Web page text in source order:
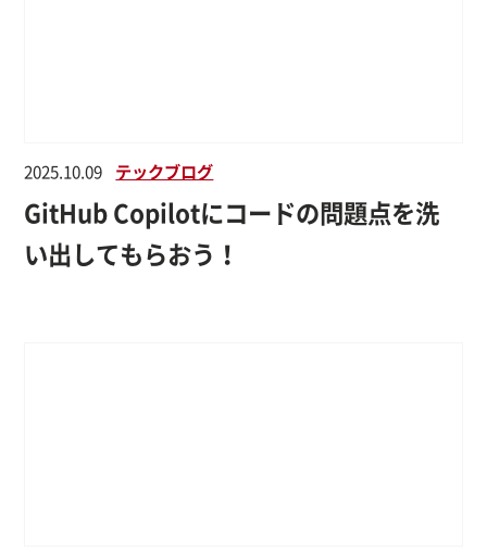
2025.10.09 テックブログ
GitHub Copilotにコードの問題点を洗
い出してもらおう！